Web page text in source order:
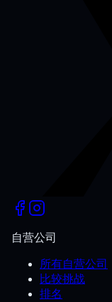
自营公司
所有自营公司
比较挑战
排名